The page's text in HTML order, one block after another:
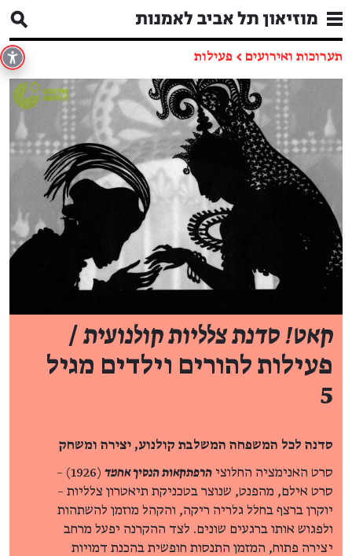
תערוכות ואירועים ← פעילות
קאט! סדנת צלליות קולנועית /
פעילות להורים וילדים מגיל
5
סדנה לכל המשפחה המשלבת קולנוע, יצירה ומשחק
סרט האנימציה החלוצי הרפתקאות הנסיך אחמד
(1926) –
סרט אילם, מהפנט, שנוצר בטכניקת תיאטרון צלליות –
יוקרן ברצף בחלל גלריה ריקה, והקהל מוזמן להשתהות
ולפגוש אותו ברגעים שונים. לצד ההקרנה יפעל מרחב
יצירה פתוח, המזמן התנסות חופשית בהכנת דמויות